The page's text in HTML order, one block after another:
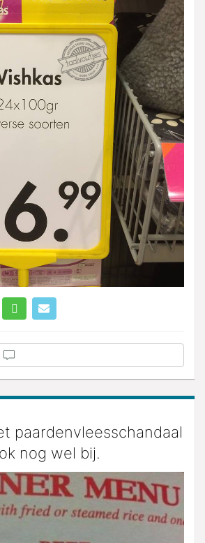
paardenvleesschandaal
nog wel bij.